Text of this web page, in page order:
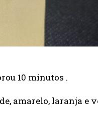
10 minutos .
amarelo, laranja e